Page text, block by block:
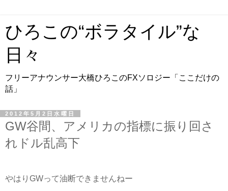
ひろこの“ボラタイル”な
日々
フリーアナウンサー大橋ひろこのFXソロジー「ここだけの
話」
2012年5月2日水曜日
GW谷間、アメリカの指標に振り回さ
れドル乱高下
やはりGWって油断できませんねー